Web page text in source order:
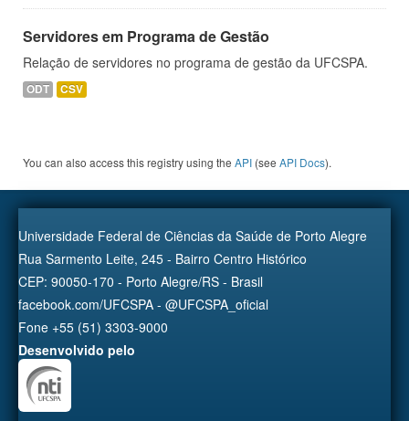
Servidores em Programa de Gestão
Relação de servidores no programa de gestão da UFCSPA.
ODT CSV
You can also access this registry using the API (see API Docs).
Universidade Federal de Ciências da Saúde de Porto Alegre
Rua Sarmento Leite, 245 - Bairro Centro Histórico
CEP: 90050-170 - Porto Alegre/RS - Brasil
facebook.com/UFCSPA - @UFCSPA_oficial
Fone +55 (51) 3303-9000
Desenvolvido pelo